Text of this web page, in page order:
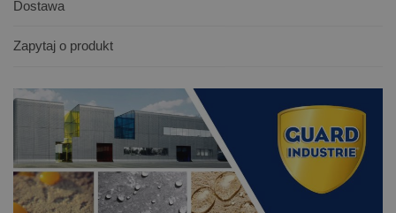
Dostawa
Zapytaj o produkt